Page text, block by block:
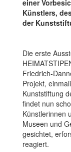
einer
Künstlers,
der
Die erste
Friedrich-
Projekt,
Kunststiftung
findet nun
Künstlerinnen
Museen und
gesichtet,
reagiert.